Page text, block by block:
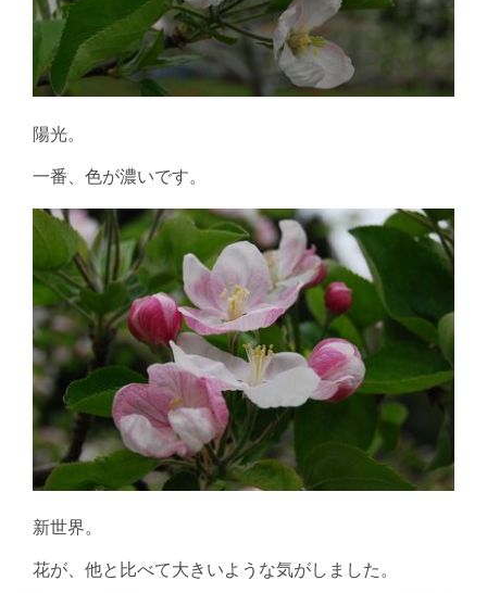
陽光。
一番、色が濃いです。
新世界。
花が、他と比べて大きいような気がしました。